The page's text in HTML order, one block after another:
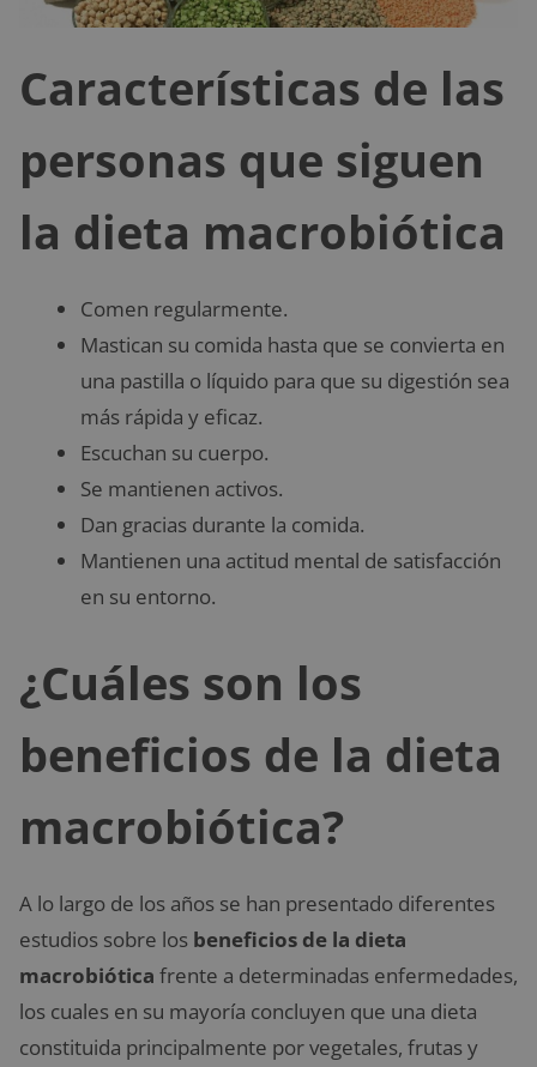
Características de las
personas que siguen
la dieta macrobiótica
Comen regularmente.
Mastican su comida hasta que se convierta en
una pastilla o líquido para que su digestión sea
más rápida y eficaz.
Escuchan su cuerpo.
Se mantienen activos.
Dan gracias durante la comida.
Mantienen una actitud mental de satisfacción
en su entorno.
¿Cuáles son los
beneficios de la dieta
macrobiótica?
A lo largo de los años se han presentado diferentes
estudios sobre los beneficios de la dieta
macrobiótica frente a determinadas enfermedades,
los cuales en su mayoría concluyen que una dieta
constituida principalmente por vegetales, frutas y